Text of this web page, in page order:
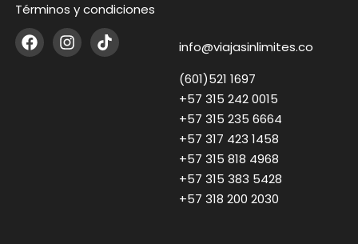
Términos y condiciones
info@viajasinlimites.co
(601)521 1697
+57 315 242 0015
+57 315 235 6664
+57 317 423 1458
+57 315 818 4968
+57 315 383 5428
+57 318 200 2030